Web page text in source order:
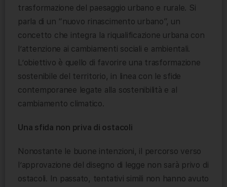
trasformazione del paesaggio urbano e rurale. Si
parla di un “nuovo rinascimento urbano”, un
concetto che integra la riqualificazione urbana con
l’attenzione ai cambiamenti sociali e ambientali.
L’obiettivo è quello di favorire una trasformazione
sostenibile del territorio, in linea con le sfide
contemporanee legate alla sostenibilità e al
cambiamento climatico.
Una sfida non priva di ostacoli
Nonostante le buone intenzioni, il percorso verso
l’approvazione del disegno di legge non sarà privo di
ostacoli. In passato, tentativi simili non hanno avuto